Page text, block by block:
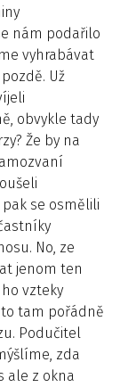
nám podařilo
vyhrabávat
Už
obvykle tady
Že by na
se osmělili
No, ze
jenom ten
vzteky
to tam pořádně
Podučitel
zda
ale z okna